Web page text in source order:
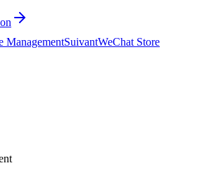
ManagementSuivantWeChat Store